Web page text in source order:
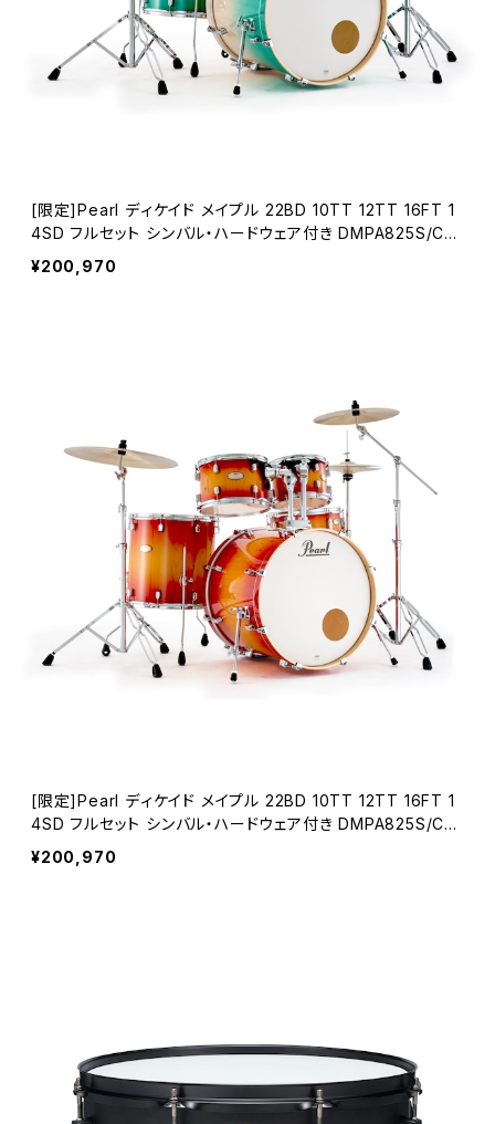
[限定]Pearl ディケイド メイプル 22BD 10TT 12TT 16FT 1
4SD フルセット シンバル・ハードウェア付き DMPA825S/CN
#872 White Beach Pine Fade
¥200,970
[限定]Pearl ディケイド メイプル 22BD 10TT 12TT 16FT 1
4SD フルセット シンバル・ハードウェア付き DMPA825S/CN
#870 Sunset Pine Burst
¥200,970